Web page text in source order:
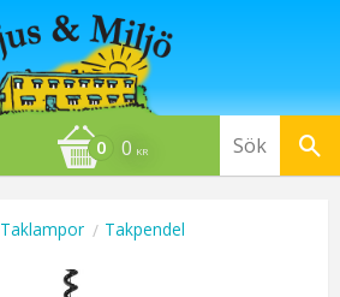
0 KR
Taklampor Takpendel